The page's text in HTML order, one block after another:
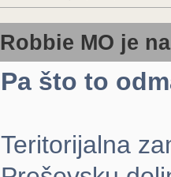
Robbie MO je
Pa što to
Teritorijalna